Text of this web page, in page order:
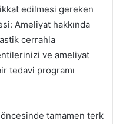
edilmesi gereken
Ameliyat hakkında
cerrahla
ve ameliyat
tedavi programı
öncesinde tamamen terk